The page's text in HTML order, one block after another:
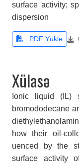
surface activity;
dispersion
PDF Yüklə
Xülasə
Ionic liquid (IL)
bromododecane
how their oil-
uenced by the
surface activity